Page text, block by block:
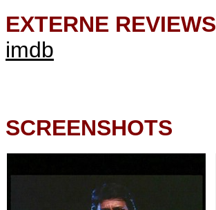
EXTERNE REVIEWS
imdb
SCREENSHOTS